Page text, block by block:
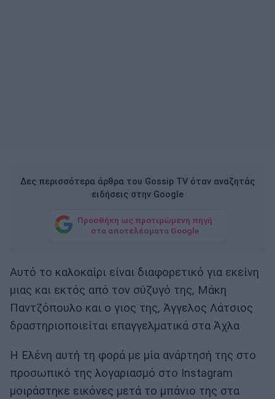
Δες περισσότερα άρθρα του Gossip TV όταν αναζητάς
ειδήσεις στην Google
Προσθήκη ως προτιμώμενη πηγή
στα αποτελέσματα Google
Αυτό το καλοκαίρι είναι διαφορετικό για εκείνη
μιας και εκτός από τον σύζυγό της, Μάκη
Παντζόπουλο και ο γιος της, Άγγελος Λάτσιος
δραστηριοποιείται επαγγελματικά στα Άχλα
Η Ελένη αυτή τη φορά με μία ανάρτησή της στο
προσωπικό της λογαριασμό στο Instagram
μοιράστηκε εικόνες μετά το μπάνιο της στα